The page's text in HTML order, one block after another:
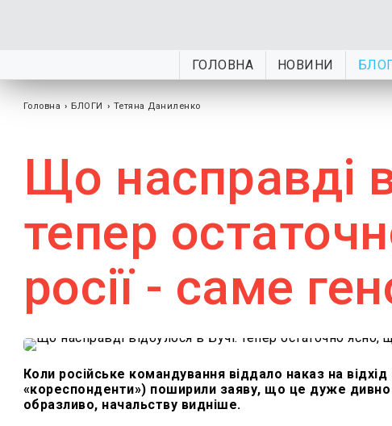
ГОЛОВНА НОВИНИ
Головна › БЛОГИ › Тетяна Даниленко
Що насправді
тепер
росії - саме
Коли російське командування віддало наказ на
«кореспонденти») поширили заяву, що це дуже дивно
образливо, начальству видніше.